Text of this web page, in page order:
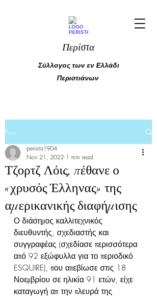
Περίστα
Σύλλογος των εν Ελλάδι
Περιστιάνων
Post
Τζορτζ Λόις, πέθανε ο
«χρυσός Έλληνας» της
αμερικανικής διαφήμισης
perista1904
Nov 21, 2022 1 min read
Ο διάσημος καλλιτεχνικός
διευθυντής, σχεδιαστής και
συγγραφέας (σχεδίασε περισσότερα
από 92 εξώφυλλα για το περιοδικό
ESQUIRE), που απεβίωσε στις 18
Νοεμβρίου σε ηλικία 91 ετών, είχε
καταγωγή απ την πλευρά της